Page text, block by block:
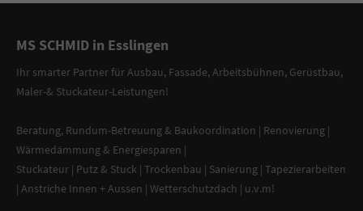
MS SCHMID in Esslingen
Ihr smarter PartnerfürAusbau, Fassade,Arbeitsbühnen, Gerüstbau,
Maler-& Stuckateur-Leistungen!
Beratung, Rundum-Betreuung & Baukoordination | Renovierung |
Wärmedämmung & Energiesparen |
Stuckateur | Putz & Stuck | Trockenbau | Sanierung | Tapezierarbeiten
| Anstriche Innen + Aussen | Wetterschutzdach | u.v.m!